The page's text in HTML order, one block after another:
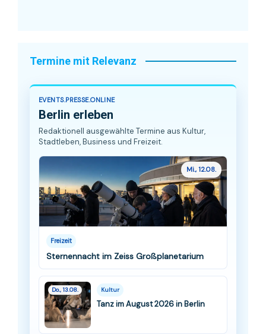
Termine mit Relevanz
EVENTS.PRESSE.ONLINE
Berlin erleben
Redaktionell ausgewählte Termine aus Kultur,
Stadtleben, Business und Freizeit.
Mi., 12.08.
Freizeit
Sternennacht im Zeiss Großplanetarium
Do., 13.08. Kultur
Tanz im August 2026 in Berlin